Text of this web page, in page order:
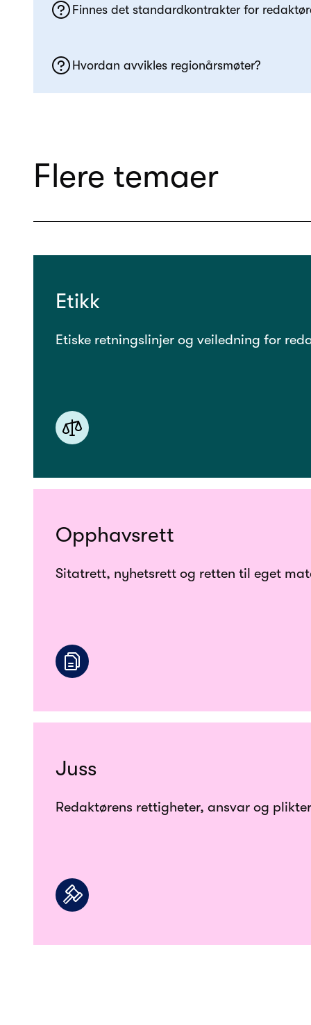
Finnes det standardkontrakter for
Hvordan avvikles regionårsmøter?
Flere temaer
Etikk
Etiske retningslinjer og veiledning for
Opphavsrett
Sitatrett, nyhetsrett og retten til eget
Juss
Redaktørens rettigheter, ansvar og